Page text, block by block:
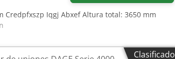
Credpfxszp Iqgj Abxef Altura total: 3650 mm
Clasificado